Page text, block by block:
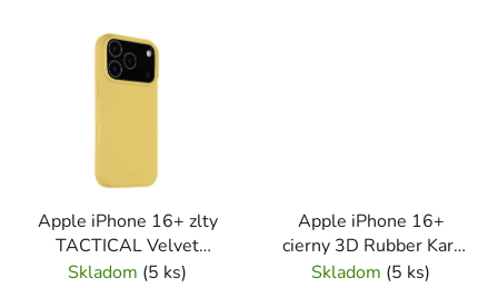
Apple iPhone 16+ zlty
TACTICAL Velvet
Smoothie
Skladom (5 ks)
Apple iPhone 16+
cierny 3D Rubber Karl
and Chou KARL
Skladom (5 ks)